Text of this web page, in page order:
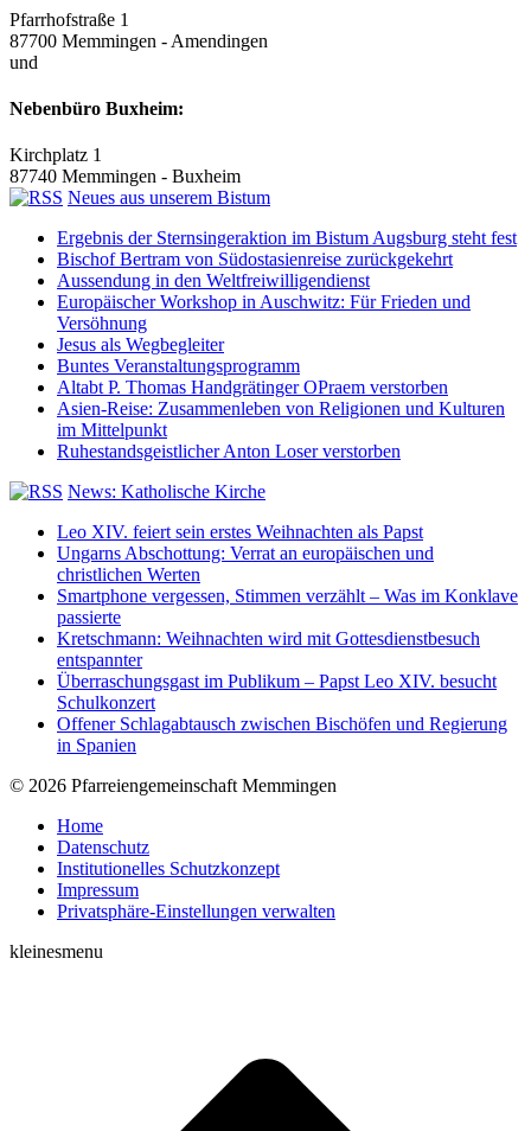
Pfarrhofstraße 1
87700 Memmingen - Amendingen
und
Nebenbüro Buxheim:
Kirchplatz 1
87740 Memmingen - Buxheim
Neues aus unserem Bistum
Ergebnis der Sternsingeraktion im Bistum Augsburg steht fest
Bischof Bertram von Südostasienreise zurückgekehrt
Aussendung in den Weltfreiwilligendienst
Europäischer Workshop in Auschwitz: Für Frieden und
Versöhnung
Jesus als Wegbegleiter
Buntes Veranstaltungsprogramm
Altabt P. Thomas Handgrätinger OPraem verstorben
Asien-Reise: Zusammenleben von Religionen und Kulturen
im Mittelpunkt
Ruhestandsgeistlicher Anton Loser verstorben
News: Katholische Kirche
Leo XIV. feiert sein erstes Weihnachten als Papst
Ungarns Abschottung: Verrat an europäischen und
christlichen Werten
Smartphone vergessen, Stimmen verzählt – Was im Konklave
passierte
Kretschmann: Weihnachten wird mit Gottesdienstbesuch
entspannter
Überraschungsgast im Publikum – Papst Leo XIV. besucht
Schulkonzert
Offener Schlagabtausch zwischen Bischöfen und Regierung
in Spanien
© 2026 Pfarreiengemeinschaft Memmingen
Home
Datenschutz
Institutionelles Schutzkonzept
Impressum
Privatsphäre-Einstellungen verwalten
kleinesmenu